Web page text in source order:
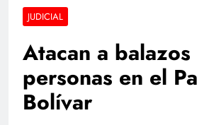
JUDICIAL
Atacan a
personas en el
Bolívar